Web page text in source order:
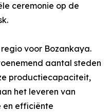
ceremonie op de
voor Bozankaya.
aantal steden
productiecapaciteit,
het leveren van
en efficiënte